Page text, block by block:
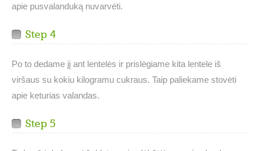
apie pusvalanduką nuvarvėti.
Step 4
Po to dedame jį ant lentelės ir prislėgiame kita lentele iš
viršaus su kokiu kilogramu cukraus. Taip paliekame stovėti
apie keturias valandas.
Step 5